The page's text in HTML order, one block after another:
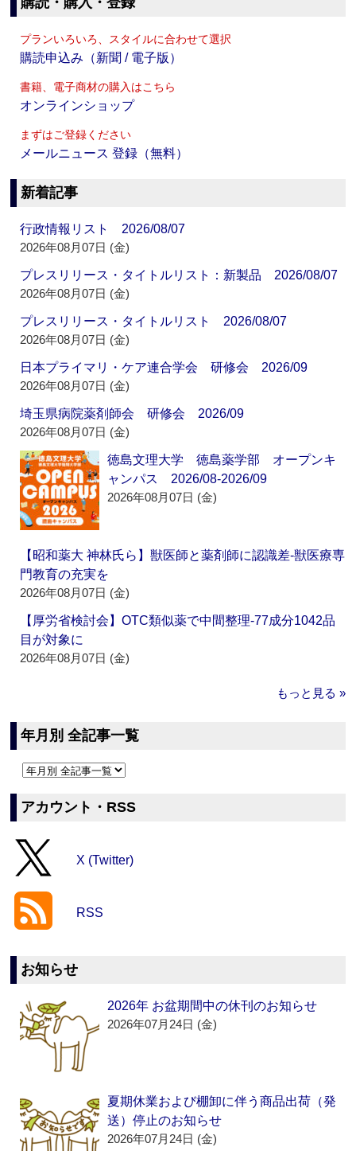
プランいろいろ、スタイルに合わせて選択
購読申込み（新聞 / 電子版）
書籍、電子商材の購入はこちら
オンラインショップ
まずはご登録ください
メールニュース 登録（無料）
新着記事
行政情報リスト 2026/08/07
2026年08月07日 (金)
プレスリリース・タイトルリスト：新製品 2026/08/07
2026年08月07日 (金)
プレスリリース・タイトルリスト 2026/08/07
2026年08月07日 (金)
日本プライマリ・ケア連合学会 研修会 2026/09
2026年08月07日 (金)
埼玉県病院薬剤師会 研修会 2026/09
2026年08月07日 (金)
徳島文理大学 徳島薬学部 オープンキ
ャンパス 2026/08-2026/09
2026年08月07日 (金)
【昭和薬大 神林氏ら】獣医師と薬剤師に認識差‐獣医療専
門教育の充実を
2026年08月07日 (金)
【厚労省検討会】OTC類似薬で中間整理‐77成分1042品
目が対象に
2026年08月07日 (金)
もっと見る »
年月別 全記事一覧
アカウント・RSS
X (Twitter)
RSS
お知らせ
2026年 お盆期間中の休刊のお知らせ
2026年07月24日 (金)
夏期休業および棚卸に伴う商品出荷（発
送）停止のお知らせ
2026年07月24日 (金)